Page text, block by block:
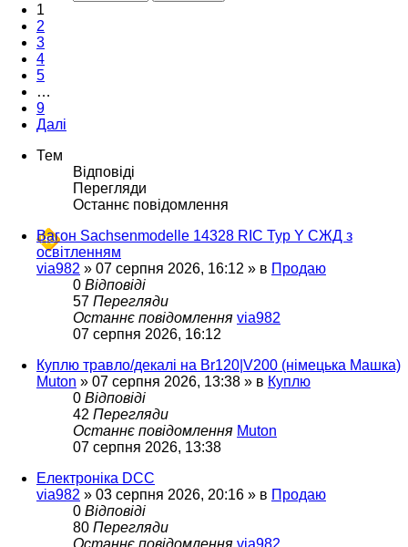
1
2
3
4
5
…
9
Далі
Тем
Відповіді
Перегляди
Останнє повідомлення
Вагон Sachsenmodelle 14328 RIC Typ Y СЖД з
освітленням
via982 » 07 серпня 2026, 16:12 » в Продаю
0 Відповіді
57 Перегляди
Останнє повідомлення via982
07 серпня 2026, 16:12
Куплю травло/декалі на Br120|V200 (німецька Машка)
Muton » 07 серпня 2026, 13:38 » в Куплю
0 Відповіді
42 Перегляди
Останнє повідомлення Muton
07 серпня 2026, 13:38
Електроніка DCC
via982 » 03 серпня 2026, 20:16 » в Продаю
0 Відповіді
80 Перегляди
Останнє повідомлення via982